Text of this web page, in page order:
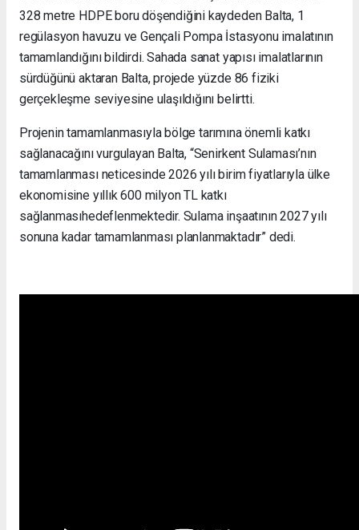
328 metre HDPE boru döşendiğini kaydeden Balta, 1
regülasyon havuzu ve Gençali Pompa İstasyonu imalatının
tamamlandığını bildirdi. Sahada sanat yapısı imalatlarının
sürdüğünü aktaran Balta, projede yüzde 86 fiziki
gerçekleşme seviyesine ulaşıldığını belirtti.
Projenin tamamlanmasıyla bölge tarımına önemli katkı
sağlanacağını vurgulayan Balta, “Senirkent Sulaması’nın
tamamlanması neticesinde 2026 yılı birim fiyatlarıyla ülke
ekonomisine yıllık 600 milyon TL katkı
sağlanmasıhedeflenmektedir. Sulama inşaatının 2027 yılı
sonuna kadar tamamlanması planlanmaktadır” dedi.